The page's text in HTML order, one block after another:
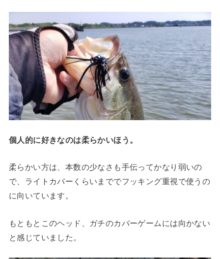
個人的に好きなのは柔らかいほう。
柔らかい方は、本数の少なさも手伝ってかなり弱いの
で、ライトカバーくらいまででフッキング重視で使うの
に向いています。
もともとこのヘッド、ガチのカバーゲームには向かない
と感じていました。